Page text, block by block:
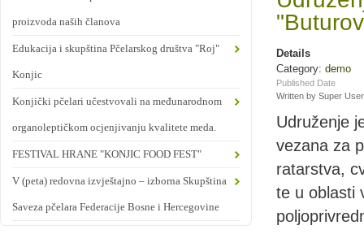
proizvoda naših članova
Edukacija i skupština Pčelarskog društva "Roj"
Konjic
Konjički pčelari učestvovali na međunarodnom
organoleptičkom ocjenjivanju kvalitete meda.
FESTIVAL HRANE "KONJIC FOOD FEST"
V (peta) redovna izvještajno – izborna Skupština
Saveza pčelara Federacije Bosne i Hercegovine
Details
Category: demo
Published Date
Written by Super User
Udruženje
vezana za
ratarstva,
te u oblasti